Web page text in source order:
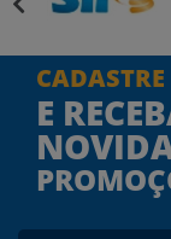
E